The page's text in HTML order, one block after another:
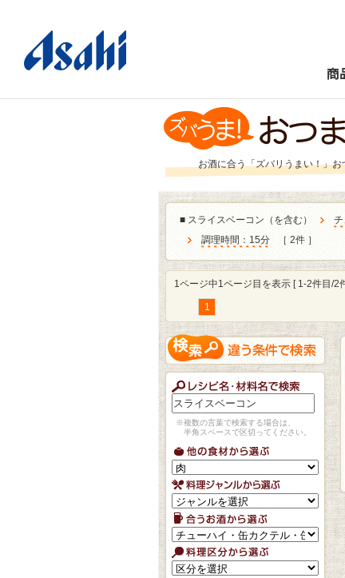
商
お酒に合う「ズバリうまい！」
■ スライスベーコン（を含む）
調理時間：15分
［ 2件 ］
1ページ中1ページ目を表示 [ 1-2件目/2
1
※複数の言葉で検索する場合は、
半角スペースで区切ってください。